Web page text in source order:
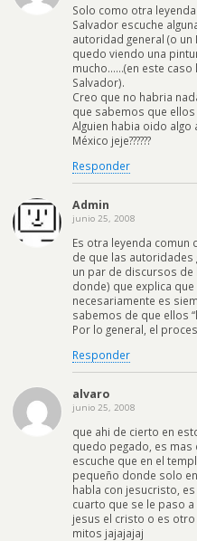
Solo como otra
Salvador escuche
autoridad general (o
quedo viendo una
mucho……(en este caso
Salvador).
Creo que no habria
que sabemos que
Alguien habia oido
México jeje??????
Responder
Admin
junio 25, 2008
Es otra leyenda comun
de que las autoridades
un par de discursos de
donde) que explica
necesariamente es
sabemos de que ellos
Por lo general, el
Responder
alvaro
junio 25, 2008
que ahi de cierto en
quedo pegado, es
escuche que en el
pequeño donde solo
habla con jesucristo,
cuarto que se le paso
jesus el cristo o es
mitos jajajajaj